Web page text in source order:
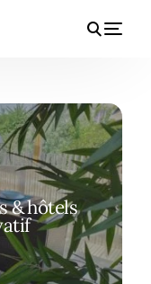
& hôtels